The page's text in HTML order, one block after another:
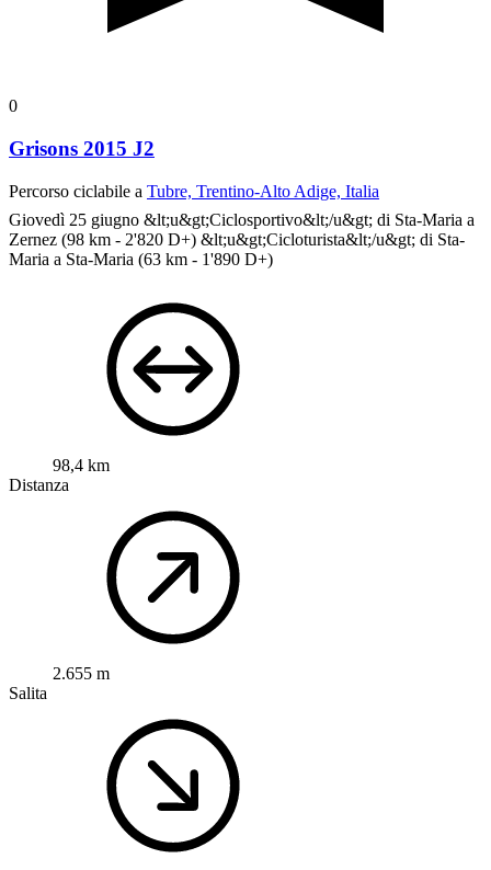
0
Grisons 2015 J2
Percorso ciclabile a Tubre, Trentino-Alto Adige, Italia
Giovedì 25 giugno &lt;u&gt;Ciclosportivo&lt;/u&gt; di Sta-Maria a
Zernez (98 km - 2'820 D+) &lt;u&gt;Cicloturista&lt;/u&gt; di Sta-
Maria a Sta-Maria (63 km - 1'890 D+)
98,4 km
Distanza
2.655 m
Salita